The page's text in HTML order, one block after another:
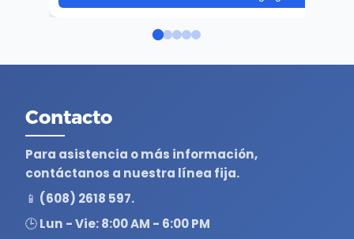
Contacto
Para asistencia o más información,
contáctanos a nuestra línea fija.
📱 (608) 2618 597.
🕒 Lun - Vie: 8:00 AM - 6:00 PM